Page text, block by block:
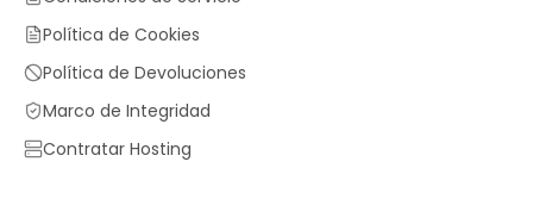
Política de Cookies
Política de Devoluciones
Marco de Integridad
Contratar Hosting